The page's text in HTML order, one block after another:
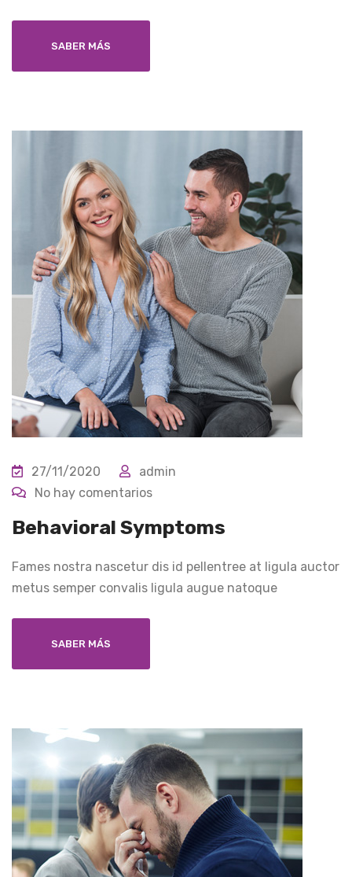
SABER MÁS
27/11/2020
admin
No hay comentarios
Behavioral Symptoms
Fames nostra nascetur dis id pellentree at ligula auctor
metus semper convalis ligula augue natoque
SABER MÁS